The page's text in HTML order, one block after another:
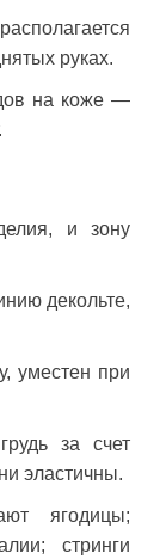
руках.
на коже —
и зону
декольте,
уместен при
за счет
эластичны.
ягодицы;
стринги